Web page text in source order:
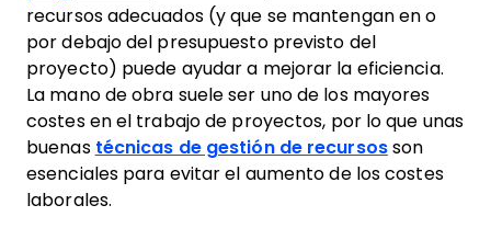
recursos adecuados (y que se mantengan en o
por debajo del presupuesto previsto del
proyecto) puede ayudar a mejorar la eficiencia.
La mano de obra suele ser uno de los mayores
costes en el trabajo de proyectos, por lo que unas
buenas técnicas de gestión de recursosson
esenciales para evitar el aumento de los costes
laborales.